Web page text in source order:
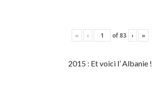
« ‹ of83 › »
2015 : Et voici l’ Albanie !